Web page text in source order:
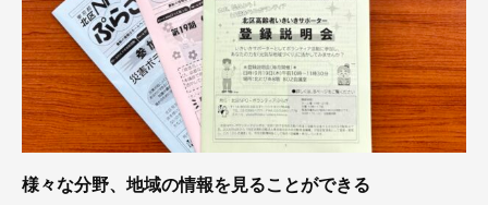
様々な分野、地域の情報を見ることができる